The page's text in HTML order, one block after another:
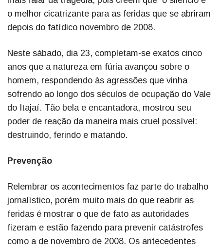
o melhor cicatrizante para as feridas que se abriram
depois do fatídico novembro de 2008.
Neste sábado, dia 23, completam-se exatos cinco
anos que a natureza em fúria avançou sobre o
homem, respondendo às agressões que vinha
sofrendo ao longo dos séculos de ocupação do Vale
do Itajaí. Tão bela e encantadora, mostrou seu
poder de reação da maneira mais cruel possível:
destruindo, ferindo e matando.
Prevenção
Relembrar os acontecimentos faz parte do trabalho
jornalístico, porém muito mais do que reabrir as
feridas é mostrar o que de fato as autoridades
fizeram e estão fazendo para prevenir catástrofes
como a de novembro de 2008. Os antecedentes